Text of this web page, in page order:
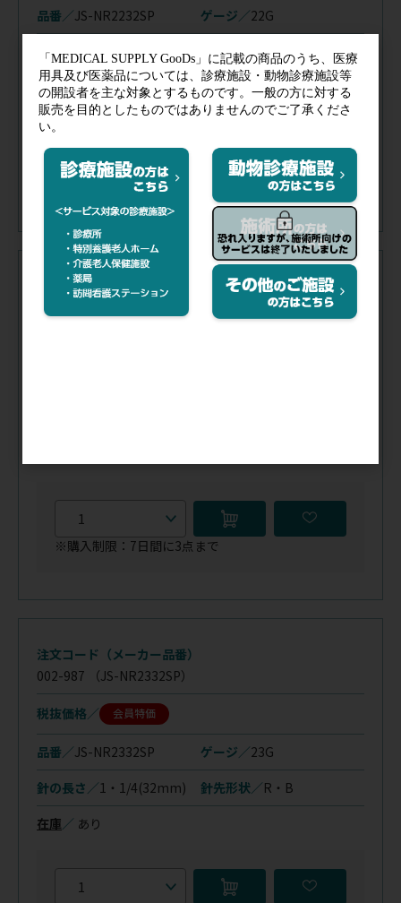
品番／JS-NR2232SP ゲージ／22G
針の長さ／1・1/4(32mm) 針先形状／R・B
在庫／僅少
※購入制限：7日間に3点まで
注文コード（メーカー品番）
002-986
（JS-NS2232SP）
※購入制限：7日間に3点まで
注文コード（メーカー品番）
002-987 （JS-NR2332SP）
税抜価格 会員特価
品番／JS-NR2332SP ゲージ／23G
針の長さ／1・1/4(32mm) 針先形状／R・B
在庫 ／ あり